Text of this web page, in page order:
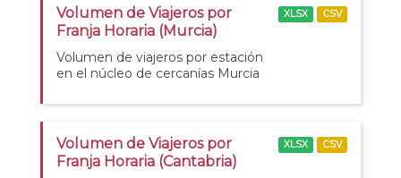
Volumen de Viajeros por
Franja Horaria (Murcia)
Volumen de viajeros por estación
en el núcleo de cercanías Murcia
XLSX CSV
Volumen de Viajeros por
Franja Horaria (Cantabria)
XLSX CSV